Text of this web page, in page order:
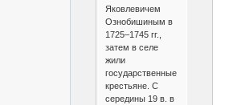
Яковлевичем
Ознобишиным в
1725–1745 гг.,
затем в селе
жили
государственные
крестьяне. С
середины 19 в. в